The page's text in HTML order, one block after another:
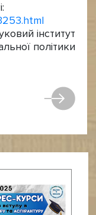
інститут
політики